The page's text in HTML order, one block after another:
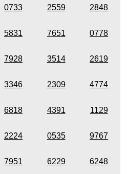
0733 2559 2848
5831 7651 0778
7928 3514 2619
3346 2309 4774
6818 4391 1129
2224 0535 9767
7951 6229 6248